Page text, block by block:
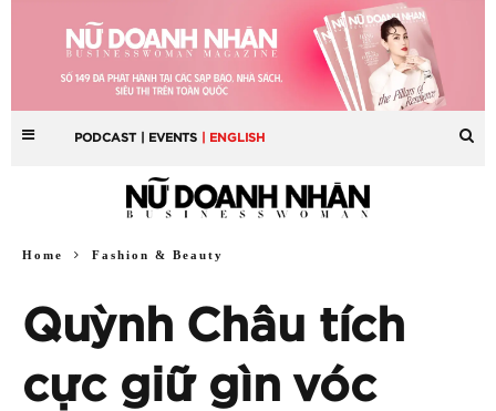
PODCAST | EVENTS | ENGLISH
Home Fashion & Beauty
Quỳnh Châu tích
cực giữ gìn vóc